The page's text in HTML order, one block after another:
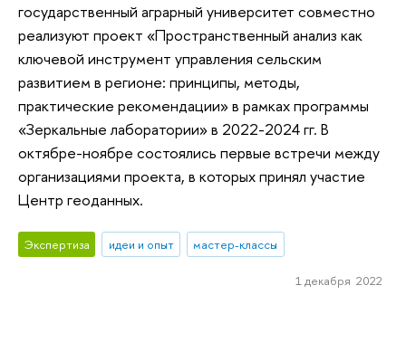
государственный аграрный университет совместно
реализуют проект «Пространственный анализ как
ключевой инструмент управления сельским
развитием в регионе: принципы, методы,
практические рекомендации» в рамках программы
«Зеркальные лаборатории» в 2022-2024 гг. В
октябре-ноябре состоялись первые встречи между
организациями проекта, в которых принял участие
Центр геоданных.
Экспертиза идеи и опыт мастер-классы
1 декабря 2022